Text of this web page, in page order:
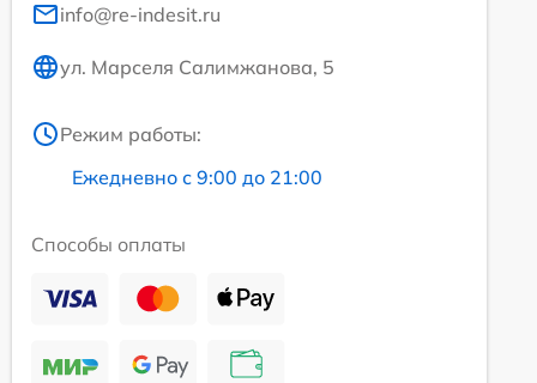
info@re-indesit.ru
ул. Марселя Салимжанова, 5
Режим работы:
Ежедневно с 9:00 до 21:00
Способы оплаты